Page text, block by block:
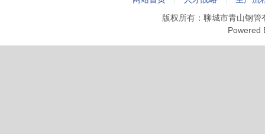
版权所有：聊城市青山钢
Powered